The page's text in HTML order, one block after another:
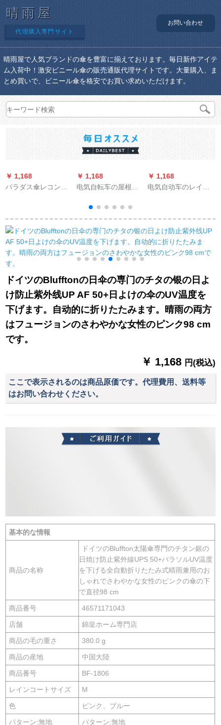
晴雨屋
代理購入専門サイト
お問い合わせ
晴雨屋で人気ブランドの傘を豊富に揃えております。毎日新作アイテ
ム入荷中！激安ビニール傘の販売通販代理サイトです。大量購入、ま
とめ買いで、ビニール傘を格安でお買い求めいただけます。
￥ 1,168
パラダス傘レコント
A特蔵青Lセイズ
￥ 1,168
电気自転车の屋根の
雨を防ぐために、雨
を防ぐために、黒い
ゴムが付いていま
す。雨を防ぐため
に、雨を防ぐために
傘を遮ります。一般
的なオートバーイの
スクターは雨を防ぐ
ために、雨を防ぐた
めに、雨を防ぐため
に、日伞の黒いゴム
+帽子のひさ(青)はバ
￥ 1,168
电気自动车のレイン
子の縁を厚くした防
水オルトバイイのバ
ーットラインを増加
させます。
ドイツのBlufftonの日伞の専门のチタの银の日よ
け防止紫外线UP AF 50+日よけの伞のUV温度を
下げます。自动的に折りたたみます。晴雨の両方
はフュージョンのさわやかな女性のピンク98 cm
です。
￥ 1,168 円(税込)
ここで表示されるのは商品原価です。代理費用、送料等
はお問い合わせください。
基本的な情報
商品の名称
ドイツのBluffton太陽傘専門のチタン銀の
日焼け防止紫外線UPS 50+パラソルUV温度
を下げる全自動折りたたみ式晴雨兼用のお
しゃれでさわやかな女性のピンクの傘の下
で直径98 cm
商品番号 46571171043
店舗 錦皇ホーム専門店
商品の毛の重さ 380.0 g
商品の産地 中国大陸
商品番号 BF-1806
レインコートサイズ M
色 ピンク、ブルー
パターン:無地 パターン:無地